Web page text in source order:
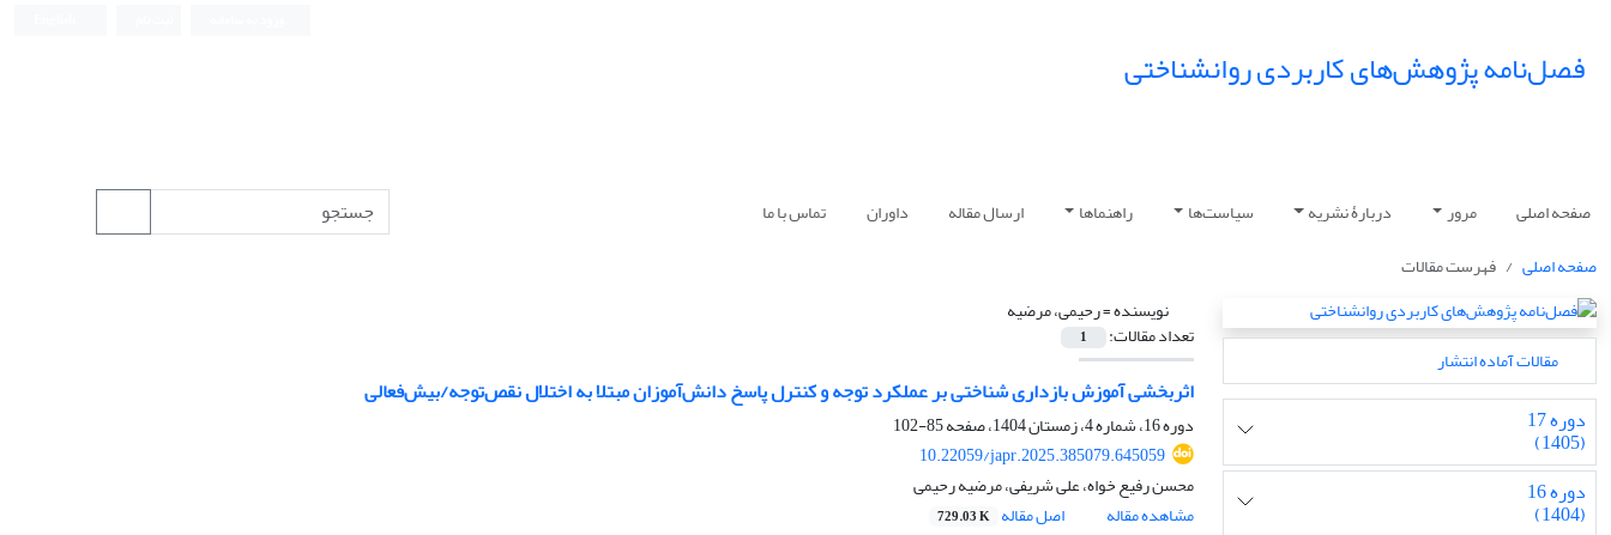
فصل‌نامه پژوهش‌های کاربردی روانشناختی
صفحه اصلی مرور دربارۀ نشریه سیاست‌ها راهنماها ارسال مقاله داوران
تماس با ما
صفحه اصلی
فهرست مقالات
مقالات آماده انتشار
دوره 17
(1405)
دوره 16
(1404)
نویسنده =رحیمی، مرضیه
تعداد مقالات: 1
اثربخشی آموزش بازداری شناختی بر عملکرد توجه و کنترل پاسخ دانش‌آموزان مبتلا به اختلال نقص‌توجه/بیش‌فعالی
دوره 16، شماره 4، زمستان 1404، صفحه
85-102
10.22059/japr.2025.385079.645059
محسن رفیع خواه، علی شریفی، مرضیه رحیمی
مشاهده مقاله
اصل مقاله 729.03 K